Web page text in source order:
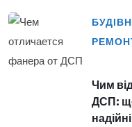
Чим
ДСП: